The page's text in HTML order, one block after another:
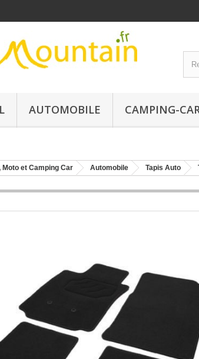
AUTOMOBILE CAMPING-
Moto et Camping Car Automobile Tapis Auto